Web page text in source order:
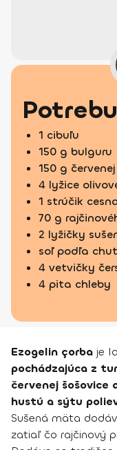
1 cibuľu
150 g bulguru
150 g
4 lyžice
1 strúčik
70 g
2 lyžičky
soľ podľa
4 vetvičky
4 pita chleby
Ezogelin çorba je
pochádzajúca z
červenej
hustú a sýtu
Sušená mäta
zatiaľ čo rajčinový